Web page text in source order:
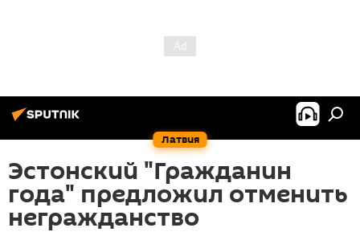
Латвия
Эстонский "Гражданин
года" предложил отменить
негражданство